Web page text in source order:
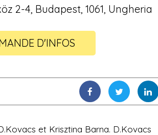
2-4, Budapest, 1061, Ungheria
D'INFOS
et Krisztina Barna. D.Kovacs